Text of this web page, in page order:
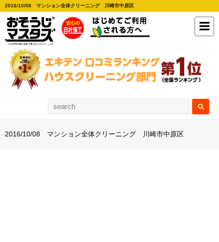
2016/10/08 マンション全体クリーニング 川崎市中原区
2016/10/08 マンション全体クリーニング 川崎市中原区